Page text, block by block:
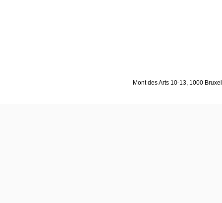
Mont des Arts 10-13, 1000